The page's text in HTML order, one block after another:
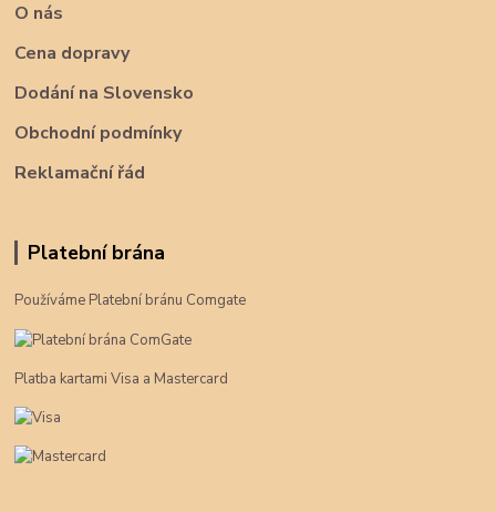
O nás
Cena dopravy
Dodání na Slovensko
Obchodní podmínky
Reklamační řád
Platební brána
Používáme Platební bránu Comgate
Platba kartami Visa a Mastercard